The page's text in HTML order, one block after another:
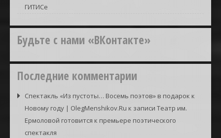
ГИТИСе
Будьте с нами «ВКонтакте»
Последние комментарии
Спектакль «Из пустоты… Восемь поэтов» в подарок к
Новому году | OlegMenshikov.Ru к записи Театр им.
Ермоловой готовится к премьере поэтического
спектакля